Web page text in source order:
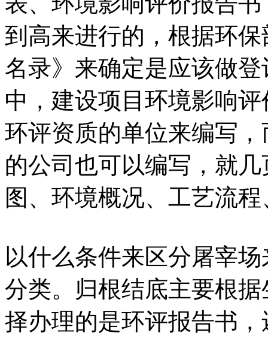
到高来进行的，根据环
名录》来确定是应该做
中，建设项目环境影响
环评资质的单位来编写
的公司也可以编写，就
图、环境概况、工艺流
以什么条件来区分屠宰
分类。归根结底主要根
择办理的是环评报告书